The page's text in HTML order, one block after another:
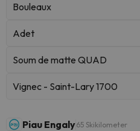
Bouleaux
Adet
Soum de matte QUAD
Vignec - Saint-Lary 1700
Piau Engaly65 Skikilometer